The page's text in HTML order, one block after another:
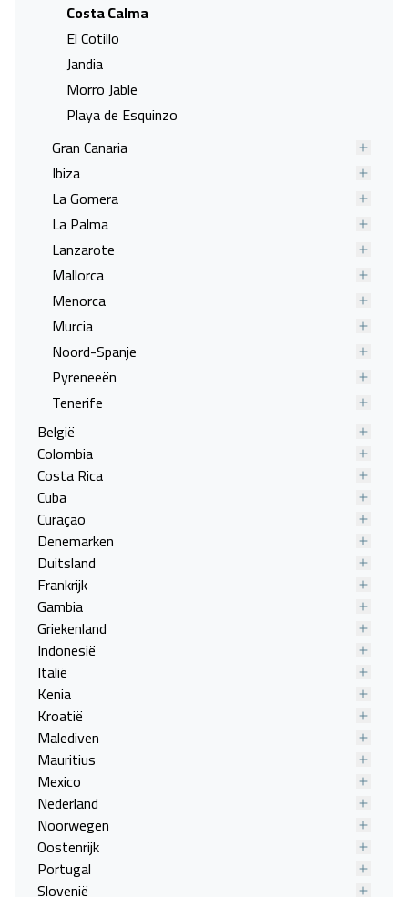
België
Colombia
Costa Rica
Cuba
Curaçao
Denemarken
Duitsland
Frankrijk
Gambia
Griekenland
Indonesië
Italië
Kenia
Kroatië
Malediven
Mauritius
Mexico
Nederland
Noorwegen
Oostenrijk
Portugal
Slovenië
Costa Calma
El Cotillo
Jandia
Morro Jable
Playa de Esquinzo
Gran Canaria
Ibiza
La Gomera
La Palma
Lanzarote
Mallorca
Menorca
Murcia
Noord-Spanje
Pyreneeën
Tenerife
€ 407,00
Esquinzo Y Monte Del Mar
Fuerteventura, Costa Calma
03 sep. - 10 sep.
Vanafprijs p.p.
€ 512,00